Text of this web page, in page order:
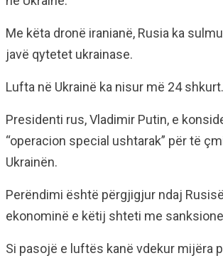
Me këta dronë iranianë, Rusia ka
javë qytetet ukrainase.
Lufta në Ukrainë ka nisur më 24 shkurt.
Presidenti rus, Vladimir Putin, e
“operacion special ushtarak” për të
Ukrainën.
Perëndimi është përgjigjur ndaj
ekonominë e këtij shteti me
Si pasojë e luftës kanë vdekur mijëra